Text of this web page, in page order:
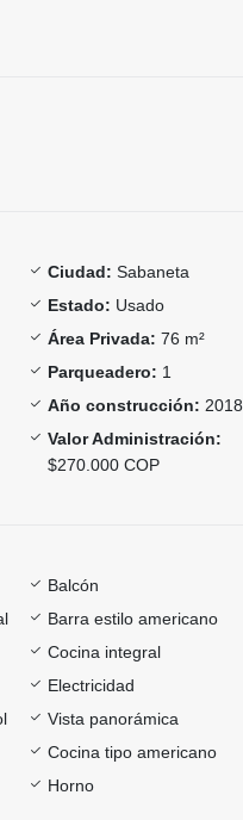
Ciudad: Sabaneta
Estado: Usado
Área Privada: 76 m²
Parqueadero: 1
Año construcción: 2018
Valor Administración:
$270.000 COP
Balcón
Barra estilo americano
Cocina integral
Electricidad
Vista panorámica
Cocina tipo americano
Horno